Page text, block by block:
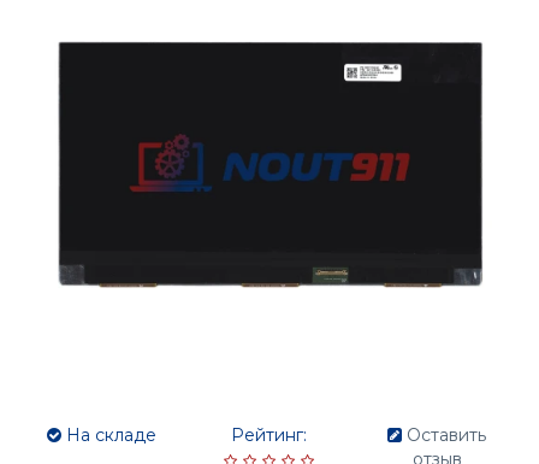
На складе Рейтинг:
Оставить
отзыв